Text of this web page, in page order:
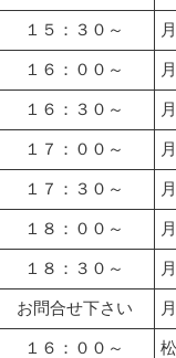
１５：３０～
１６：００～
１６：３０～
１７：００～
１７：３０～
１８：００～
１８：３０～
お問合せ下さい
１６：００～